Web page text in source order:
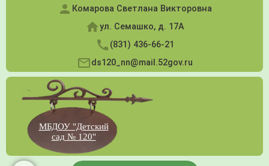
Комарова Светлана Викторовна
ул. Семашко, д. 17А
(831) 436-66-21
ds120_nn@mail.52gov.ru
МБДОУ "Детский
сад № 120"